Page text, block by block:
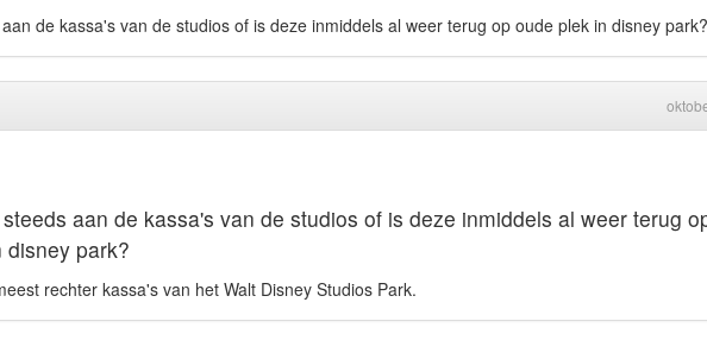
de kassa's van de studios of is deze inmiddels al weer terug op oude plek in disney park?
aan de kassa's van de studios of is deze inmiddels al weer terug
park?
rechter kassa's van het Walt Disney Studios Park.